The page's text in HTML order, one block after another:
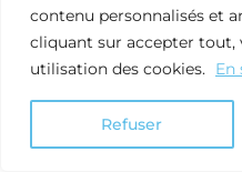
contenu personnalisés et
cliquant sur accepter tout,
utilisation des cookies. En
Refuser